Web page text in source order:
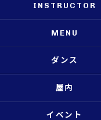
INSTRUCTOR
MENU
ダンス
屋内
イベント